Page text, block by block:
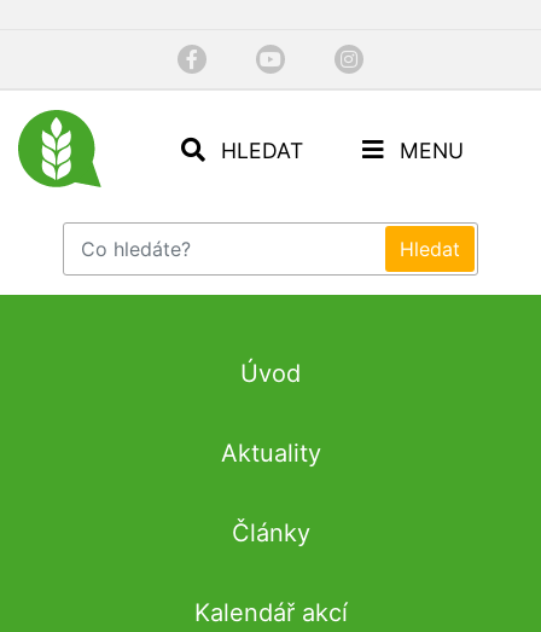
HLEDAT MENU
Úvod
Aktuality
Články
Kalendář akcí